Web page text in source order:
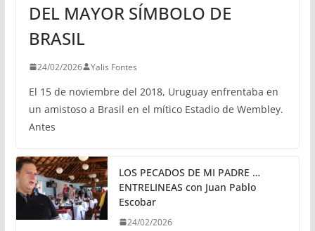
DEL MAYOR SÍMBOLO DE
BRASIL
24/02/2026 Yalis Fontes
El 15 de noviembre del 2018, Uruguay enfrentaba en
un amistoso a Brasil en el mítico Estadio de Wembley.
Antes
LOS PECADOS DE MI PADRE …
ENTRELINEAS con Juan Pablo
Escobar
24/02/2026